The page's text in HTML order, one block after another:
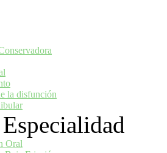
la disfunción
Oral